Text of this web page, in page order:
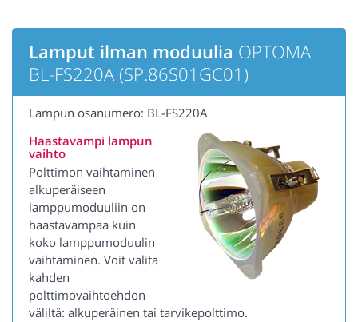
Lamput ilman moduulia OPTOMA
BL-FS220A (SP.86S01GC01)
Lampun osanumero: BL-FS220A
Haastavampi lampun
vaihto
Polttimon vaihtaminen
alkuperäiseen
lamppumoduuliin on
haastavampaa kuin
koko lamppumoduulin
vaihtaminen. Voit valita
kahden
polttimovaihtoehdon
väliltä: alkuperäinen tai tarvikepolttimo.